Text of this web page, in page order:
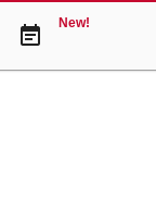
event_note New!